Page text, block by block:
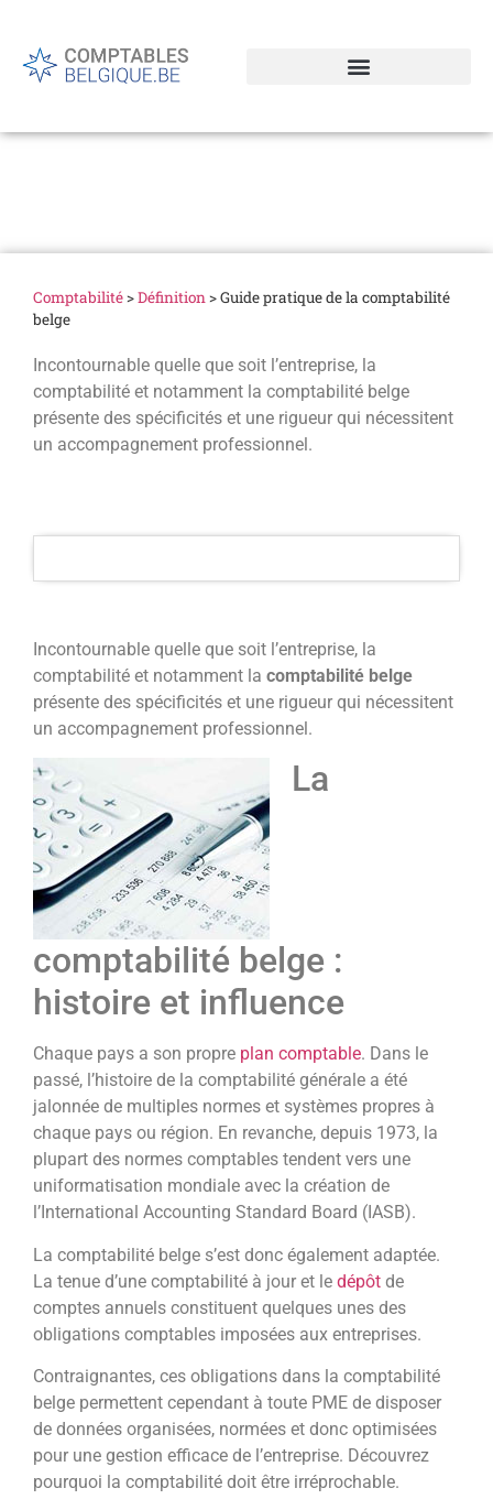
Comptabilité>Définition>Guide pratique de la comptabilité
belge
Incontournable quelle que soit l’entreprise, la
comptabilité et notamment la comptabilité belge
présente des spécificités et une rigueur qui nécessitent
un accompagnement professionnel.
Incontournable quelle que soit l’entreprise, la
comptabilité et notamment la comptabilité belge
présente des spécificités et une rigueur qui nécessitent
un accompagnement professionnel.
La
comptabilité belge :
histoire et influence
Chaque pays a son propre plan comptable. Dans le
passé, l’histoire de la comptabilité générale a été
jalonnée de multiples normes et systèmes propres à
chaque pays ou région. En revanche, depuis 1973, la
plupart des normes comptables tendent vers une
uniformatisation mondiale avec la création de
l’International Accounting Standard Board (IASB).
La comptabilité belge s’est donc également adaptée.
La tenue d’une comptabilité à jour et le dépôt de
comptes annuels constituent quelques unes des
obligations comptables imposées aux entreprises.
Contraignantes, ces obligations dans la comptabilité
belge permettent cependant à toute PME de disposer
de données organisées, normées et donc optimisées
pour une gestion efficace de l’entreprise. Découvrez
pourquoi la comptabilité doit être irréprochable.